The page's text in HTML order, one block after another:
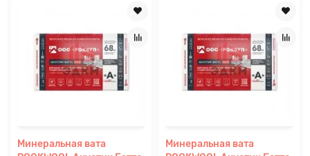
Минеральная вата
Минеральная вата